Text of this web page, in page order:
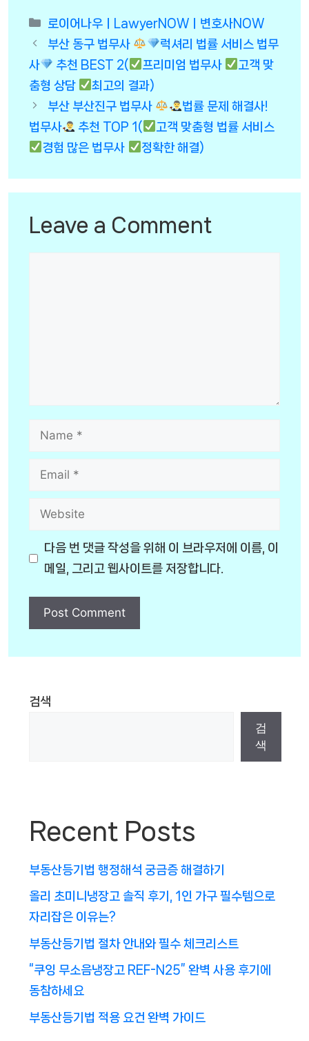
Categories
로이어나우ㅣLawyerNOWㅣ변호사NOW
부산 동구 법무사
럭셔리 법률 서비스 법무
사
추천 BEST 2( 프리미엄 법무사
고객 맞
춤형 상담
최고의 결과)
부산 부산진구 법무사
법률 문제 해결사!
법무사
추천 TOP 1(
고객 맞춤형 법률 서비스
경험 많은 법무사
정확한 해결)
Leave a Comment
Name
Email
Website
다음 번 댓글 작성을 위해 이 브라우저에 이름, 이
메일, 그리고 웹사이트를 저장합니다.
검색
검
색
Recent Posts
부동산등기법 행정해석 궁금증 해결하기
올리 초미니냉장고 솔직 후기, 1인 가구 필수템으로
자리잡은 이유는?
부동산등기법 절차 안내와 필수 체크리스트
“쿠잉 무소음냉장고 REF-N25” 완벽 사용 후기에
동참하세요
부동산등기법 적용 요건 완벽 가이드